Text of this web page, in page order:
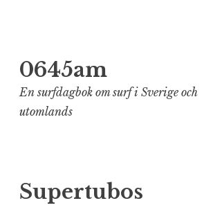
to
content
0645am
En surfdagbok om surf i Sverige och
utomlands
Supertubos